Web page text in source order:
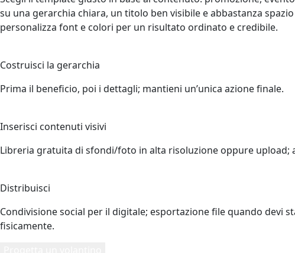
su una gerarchia chiara, un titolo ben visibile e abbastanza
personalizza font e colori per un risultato ordinato e credibile.
Costruisci la gerarchia
Prima il beneficio, poi i dettagli; mantieni un’unica azione finale.
Inserisci contenuti visivi
Libreria gratuita di sfondi/foto in alta risoluzione oppure upload;
Distribuisci
Condivisione social per il digitale; esportazione file quando devi
fisicamente.